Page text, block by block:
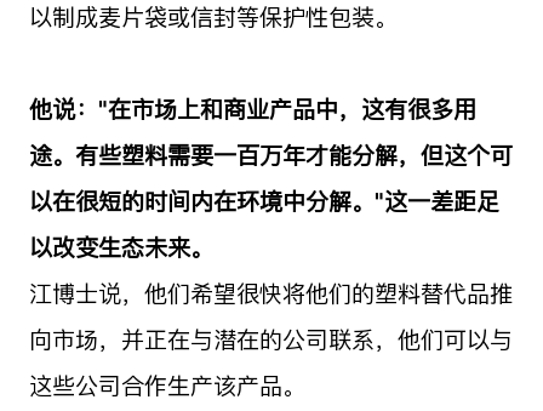
以制成麦片袋或信封等保护性包装。
他说："在市场上和商业产品中，这有很多用
途。有些塑料需要一百万年才能分解，但这个可
以在很短的时间内在环境中分解。"这一差距足
以改变生态未来。
江博士说，他们希望很快将他们的塑料替代品推
向市场，并正在与潜在的公司联系，他们可以与
这些公司合作生产该产品。